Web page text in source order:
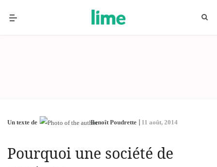
Un texte de Benoît Poudrette 11 août, 2014
Pourquoi une société de